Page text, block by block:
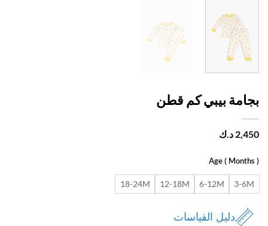
بيبي كم قطن
د.ك
Age (
6-12M
12-18M
18-24M
دليل القياسات